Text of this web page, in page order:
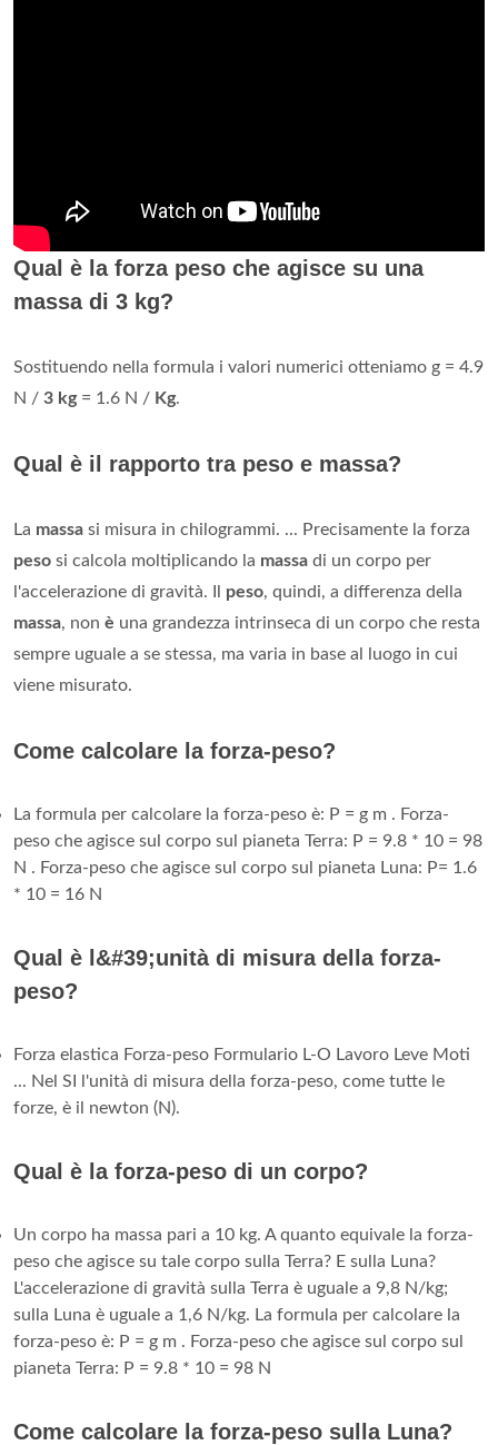
Qual è la forza peso che agisce su una
massa di 3 kg?
Sostituendo nella formula i valori numerici otteniamo g = 4.9
N / 3 kg= 1.6 N / Kg.
Qual è il rapporto tra peso e massa?
La massa si misura in chilogrammi. ... Precisamente la forza
peso si calcola moltiplicando la massa di un corpo per
l'accelerazione di gravità. Il peso, quindi, a differenza della
massa, non è una grandezza intrinseca di un corpo che resta
sempre uguale a se stessa, ma varia in base al luogo in cui
viene misurato.
Come calcolare la forza-peso?
La formula per calcolare la forza-peso è: P = g m . Forza-
peso che agisce sul corpo sul pianeta Terra: P = 9.8 * 10 = 98
N . Forza-peso che agisce sul corpo sul pianeta Luna: P= 1.6
* 10 = 16 N
Qual è l&#39;unità di misura della forza-
peso?
Forza elastica Forza-peso Formulario L-O Lavoro Leve Moti
... Nel SI l'unità di misura della forza-peso, come tutte le
forze, è il newton (N).
Qual è la forza-peso di un corpo?
Un corpo ha massa pari a 10 kg. A quanto equivale la forza-
peso che agisce su tale corpo sulla Terra? E sulla Luna?
L'accelerazione di gravità sulla Terra è uguale a 9,8 N/kg;
sulla Luna è uguale a 1,6 N/kg. La formula per calcolare la
forza-peso è: P = g m . Forza-peso che agisce sul corpo sul
pianeta Terra: P = 9.8 * 10 = 98 N
Come calcolare la forza-peso sulla Luna?